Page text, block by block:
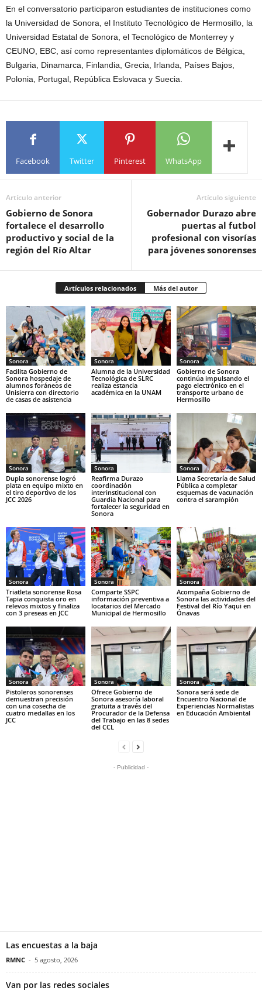
En el conversatorio participaron estudiantes de instituciones como
la Universidad de Sonora, el Instituto Tecnológico de Hermosillo, la
Universidad Estatal de Sonora, el Tecnológico de Monterrey y
CEUNO, EBC, así como representantes diplomáticos de Bélgica,
Bulgaria, Dinamarca, Finlandia, Grecia, Irlanda, Países Bajos,
Polonia, Portugal, República Eslovaca y Suecia.
Facebook Twitter Pinterest WhatsApp
Artículo anterior
Gobierno de Sonora
fortalece el desarrollo
productivo y social de la
región del Río Altar
Artículo siguiente
Gobernador Durazo abre
puertas al futbol
profesional con visorías
para jóvenes sonorenses
Artículos relacionados Más del autor
Sonora
Facilita Gobierno de
Sonora hospedaje de
alumnos foráneos de
Unisierra con directorio
de casas de asistencia
Sonora
Alumna de la Universidad
Tecnológica de SLRC
realiza estancia
académica en la UNAM
Sonora
Gobierno de Sonora
continúa impulsando el
pago electrónico en el
transporte urbano de
Hermosillo
Sonora
Dupla sonorense logró
plata en equipo mixto en
el tiro deportivo de los
JCC 2026
Sonora
Reafirma Durazo
coordinación
interinstitucional con
Guardia Nacional para
fortalecer la seguridad en
Sonora
Sonora
Llama Secretaría de Salud
Pública a completar
esquemas de vacunación
contra el sarampión
Sonora
Triatleta sonorense Rosa
Tapia conquista oro en
relevos mixtos y finaliza
con 3 preseas en JCC
Sonora
Comparte SSPC
información preventiva a
locatarios del Mercado
Municipal de Hermosillo
Sonora
Acompaña Gobierno de
Sonora las actividades del
Festival del Río Yaqui en
Ónavas
Sonora
Pistoleros sonorenses
demuestran precisión
con una cosecha de
cuatro medallas en los
JCC
Sonora
Ofrece Gobierno de
Sonora asesoría laboral
gratuita a través del
Procurador de la Defensa
del Trabajo en las 8 sedes
del CCL
Sonora
Sonora será sede de
Encuentro Nacional de
Experiencias Normalistas
en Educación Ambiental
- Publicidad -
Las encuestas a la baja
RMNC - 5 agosto, 2026
Van por las redes sociales